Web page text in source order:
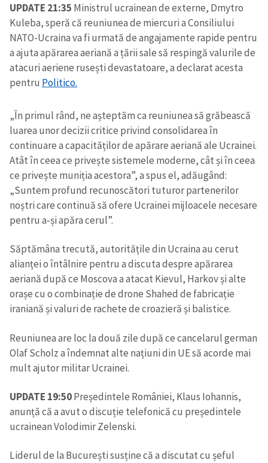
UPDATE 21:35 Ministrul ucrainean de externe, Dmytro
Kuleba, speră că reuniunea de miercuri a Consiliului
NATO-Ucraina va fi urmată de angajamente rapide pentru
a ajuta apărarea aeriană a țării sale să respingă valurile de
atacuri aeriene rusești devastatoare, a declarat acesta
pentru Politico.
„În primul rând, ne așteptăm ca reuniunea să grăbească
luarea unor decizii critice privind consolidarea în
continuare a capacităților de apărare aeriană ale Ucrainei.
Atât în ceea ce privește sistemele moderne, cât și în ceea
ce privește muniția acestora”, a spus el, adăugând:
„Suntem profund recunoscători tuturor partenerilor
noștri care continuă să ofere Ucrainei mijloacele necesare
pentru a-și apăra cerul”.
Săptămâna trecută, autoritățile din Ucraina au cerut
alianței o întâlnire pentru a discuta despre apărarea
aeriană după ce Moscova a atacat Kievul, Harkov și alte
orașe cu o combinație de drone Shahed de fabricație
iraniană și valuri de rachete de croazieră și balistice.
Reuniunea are loc la două zile după ce cancelarul german
Olaf Scholz a îndemnat alte națiuni din UE să acorde mai
mult ajutor militar Ucrainei.
UPDATE 19:50Președintele României, Klaus Iohannis,
anunță că a avut o discuție telefonică cu președintele
ucrainean Volodimir Zelenski.
Liderul de la București susține că a discutat cu șeful